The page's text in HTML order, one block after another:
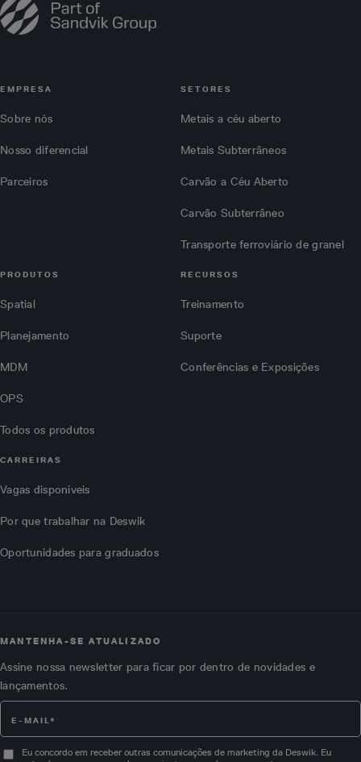
EMPRESA
Sobre nós
Nosso diferencial
Parceiros
SETORES
Metais a céu aberto
Metais Subterrâneos
Carvão a Céu Aberto
Carvão Subterrâneo
Transporte ferroviário de granel
PRODUTOS
Spatial
Planejamento
MDM
OPS
Todos os produtos
RECURSOS
Treinamento
Suporte
Conferências e Exposições
CARREIRAS
Vagas disponíveis
Por que trabalhar na Deswik
Oportunidades para graduados
MANTENHA-SE ATUALIZADO
Assine nossa newsletter para ficar por dentro de novidades e
lançamentos.
Eu concordo em receber outras comunicações de marketing da Deswik. Eu